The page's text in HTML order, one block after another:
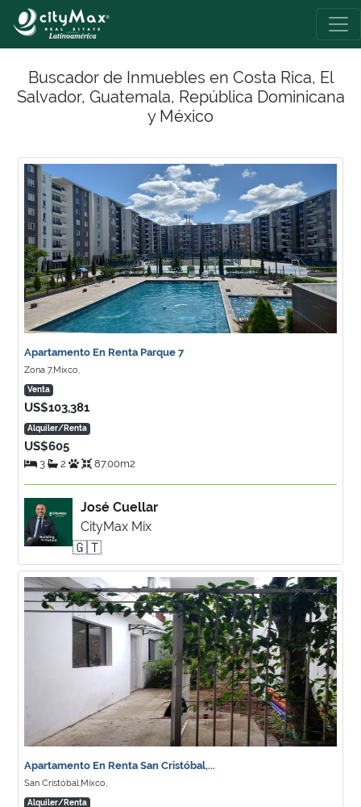
Buscador de Inmuebles en Costa Rica, El
Salvador, Guatemala, República Dominicana
y México
Apartamento En Renta Parque 7
Zona 7,Mixco,
Venta
US$103,381
Alquiler/Renta
US$605
3 2 87.00m2
José Cuellar
CityMax Mix
🇬🇹
Apartamento En Renta San Cristóbal,...
San Cristóbal,Mixco,
Alquiler/Renta